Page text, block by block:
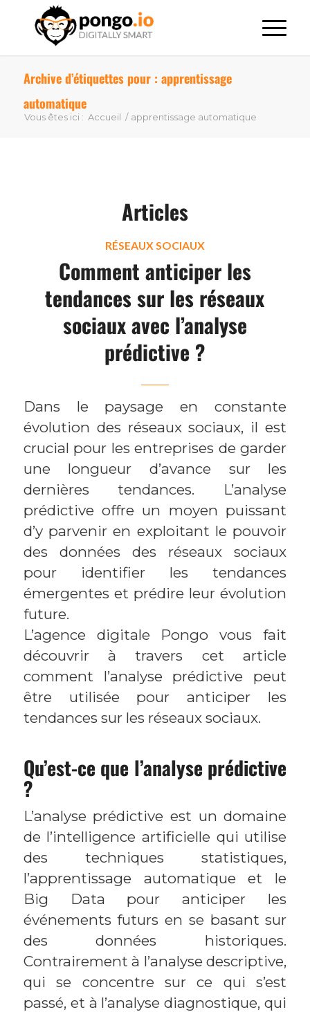
Archive d’étiquettes pour : apprentissage
automatique
Vous êtes ici : Accueil / apprentissage automatique
Articles
RÉSEAUX SOCIAUX
Comment anticiper les
tendances sur les réseaux
sociaux avec l’analyse
prédictive ?
Dans le paysage en constante
évolution des réseaux sociaux, il est
crucial pour les entreprises de garder
une longueur d’avance sur les
dernières tendances. L’analyse
prédictive offre un moyen puissant
d’y parvenir en exploitant le pouvoir
des données des réseaux sociaux
pour identifier les tendances
émergentes et prédire leur évolution
future.
L’agence digitale Pongo vous fait
découvrir à travers cet article
comment l’analyse prédictive peut
être utilisée pour anticiper les
tendances sur les réseaux sociaux.
Qu’est-ce que l’analyse prédictive
?
L’analyse prédictive est un domaine
de l’intelligence artificielle qui utilise
des techniques statistiques,
l’apprentissage automatique et le
Big Data pour anticiper les
événements futurs en se basant sur
des données historiques.
Contrairement à l’analyse descriptive,
qui se concentre sur ce qui s’est
passé, et à l’analyse diagnostique, qui